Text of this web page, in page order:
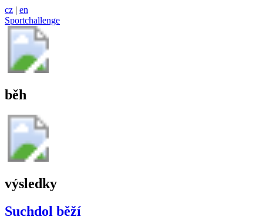
cz | en
Sportchallenge
běh
výsledky
Suchdol běží